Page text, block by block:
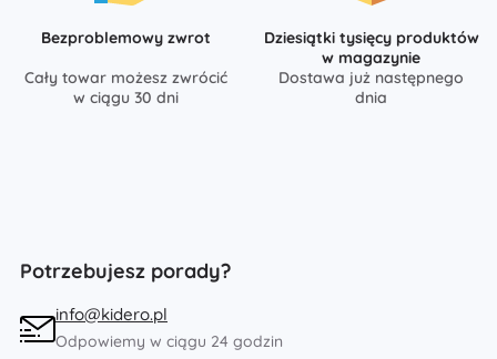
Bezproblemowy zwrot
Cały towar możesz zwrócić
w ciągu 30 dni
Dziesiątki tysięcy produktów
w magazynie
Dostawa już następnego
dnia
Potrzebujesz porady?
info@kidero.pl
Odpowiemy w ciągu 24 godzin